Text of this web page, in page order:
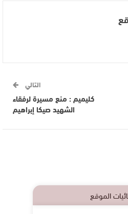
التالي
كليميم : منع مسيرة لرفقاء
الشهيد صيكا إبراهيم
الموقع